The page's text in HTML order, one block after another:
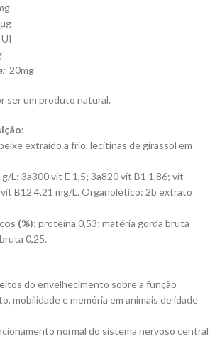
20mg
ser um produto natural.
extraído a frio, lecitinas de girassol em
L: 3a300 vit E 1,5; 3a820 vit B1 1,86; vit
B12 4,21 mg/L. Organolético: 2b extrato
(%): proteína 0,53; matéria gorda bruta
0,25.
do envelhecimento sobre a função
mobilidade e memória em animais de idade
normal do sistema nervoso central